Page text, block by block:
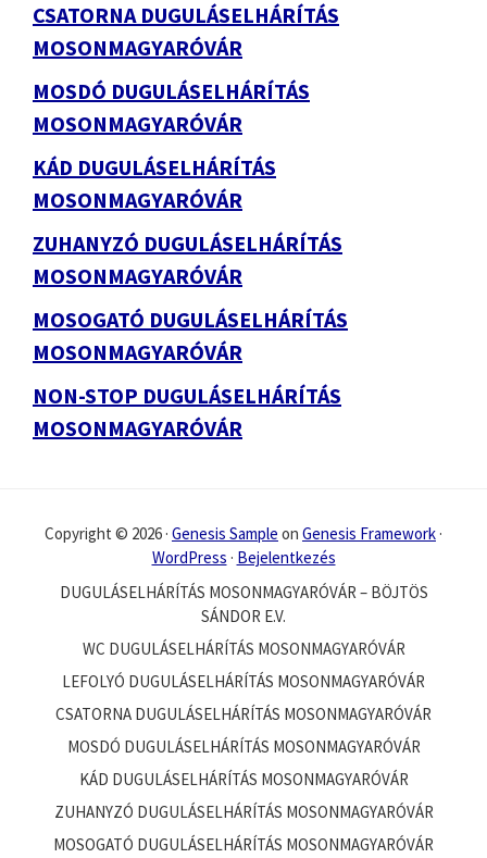
CSATORNA DUGULÁSELHÁRÍTÁS
MOSONMAGYARÓVÁR
MOSDÓ DUGULÁSELHÁRÍTÁS
MOSONMAGYARÓVÁR
KÁD DUGULÁSELHÁRÍTÁS
MOSONMAGYARÓVÁR
ZUHANYZÓ DUGULÁSELHÁRÍTÁS
MOSONMAGYARÓVÁR
MOSOGATÓ DUGULÁSELHÁRÍTÁS
MOSONMAGYARÓVÁR
NON-STOP DUGULÁSELHÁRÍTÁS
MOSONMAGYARÓVÁR
Copyright © 2026 · Genesis Sample on Genesis Framework ·
WordPress · Bejelentkezés
DUGULÁSELHÁRÍTÁS MOSONMAGYARÓVÁR – BÖJTÖS
SÁNDOR E.V.
WC DUGULÁSELHÁRÍTÁS MOSONMAGYARÓVÁR
LEFOLYÓ DUGULÁSELHÁRÍTÁS MOSONMAGYARÓVÁR
CSATORNA DUGULÁSELHÁRÍTÁS MOSONMAGYARÓVÁR
MOSDÓ DUGULÁSELHÁRÍTÁS MOSONMAGYARÓVÁR
KÁD DUGULÁSELHÁRÍTÁS MOSONMAGYARÓVÁR
ZUHANYZÓ DUGULÁSELHÁRÍTÁS MOSONMAGYARÓVÁR
MOSOGATÓ DUGULÁSELHÁRÍTÁS MOSONMAGYARÓVÁR